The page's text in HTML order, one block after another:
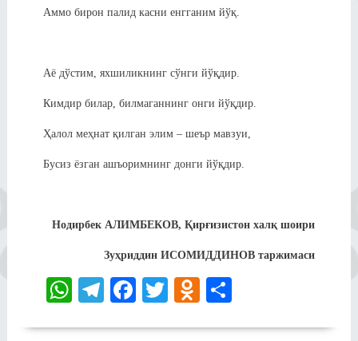
Аммо бирон палид касни енгганим йўқ.
Аё дўстим, яхшиликнинг сўнги йўқдир.
Кимдир билар, билмаганнинг онги йўқдир.
Ҳалол меҳнат қилган элим – шеър мавзуи,
Бусиз ёзган ашъоримнинг донги йўқдир.
Нодирбек АЛИМБЕКОВ, Қирғизистон халқ шоири
Зуҳриддин ИСОМИДДИНОВ таржимаси
W
Te Fa
T
O